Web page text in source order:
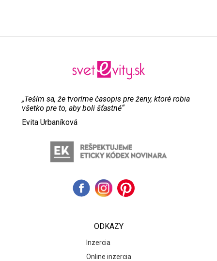
„Teším sa, že tvoríme časopis pre ženy, ktoré robia
všetko pre to, aby boli šťastné“
Evita Urbaníková
ODKAZY
Inzercia
Online inzercia